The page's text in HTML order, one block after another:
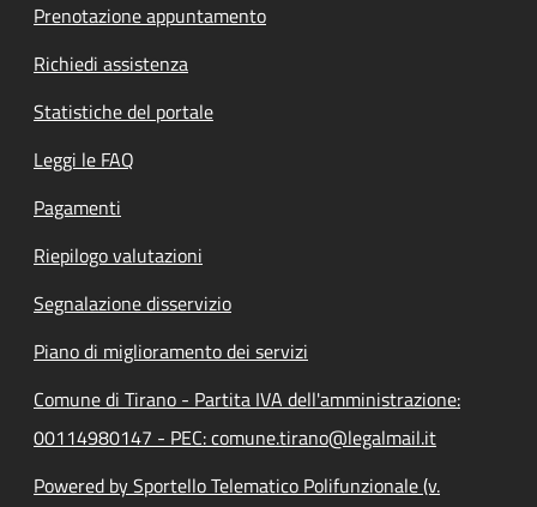
Prenotazione appuntamento
Richiedi assistenza
Statistiche del portale
Leggi le FAQ
Pagamenti
Riepilogo valutazioni
Segnalazione disservizio
Piano di miglioramento dei servizi
Comune di Tirano - Partita IVA dell'amministrazione:
00114980147 - PEC: comune.tirano@legalmail.it
Powered by Sportello Telematico Polifunzionale (v.